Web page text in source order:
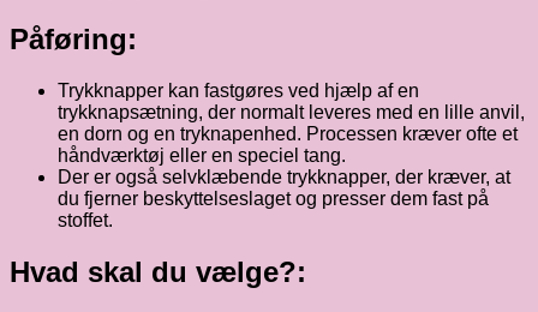
Påføring:
Trykknapper kan fastgøres ved hjælp af en
trykknapsætning, der normalt leveres med en lille anvil,
en dorn og en tryknapenhed. Processen kræver ofte et
håndværktøj eller en speciel tang.
Der er også selvklæbende trykknapper, der kræver, at
du fjerner beskyttelseslaget og presser dem fast på
stoffet.
Hvad skal du vælge?: